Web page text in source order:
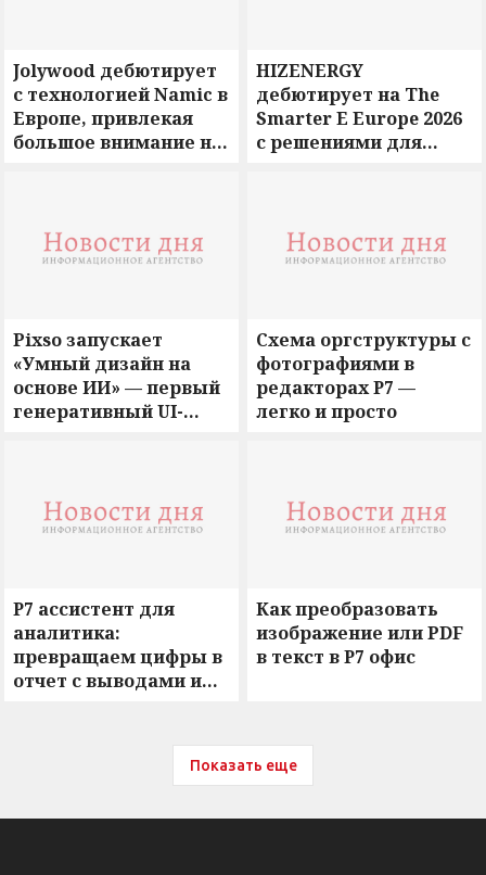
Jolywood дебютирует
с технологией Namic в
Европе, привлекая
большое внимание на
HIZENERGY
дебютирует на The
Smarter E Europe 2026
с решениями для
партнерством
Pixso запускает
«Умный дизайн на
основе ИИ» — первый
генеративный UI-
Схема оргструктуры с
фотографиями в
редакторах Р7 —
легко и просто
Р7 ассистент для
аналитика:
превращаем цифры в
отчет с выводами и
Как преобразовать
изображение или PDF
в текст в Р7 офис
Показать еще